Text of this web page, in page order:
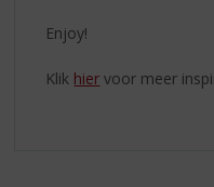
Enjoy!
Klik hier voor meer